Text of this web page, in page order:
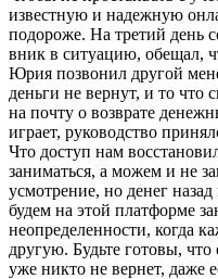
известную и надежную
подороже. На третий день
вник в ситуацию, обещал,
Юрия позвонил другой
деньги не вернут, и то
на почту о возврате
играет, руководство
Что доступ нам
заниматься, а можем и не
усмотрение, но денег
будем на этой платформе
неопределенности, когда
другую. Будьте готовы,
уже никто не вернет, даже